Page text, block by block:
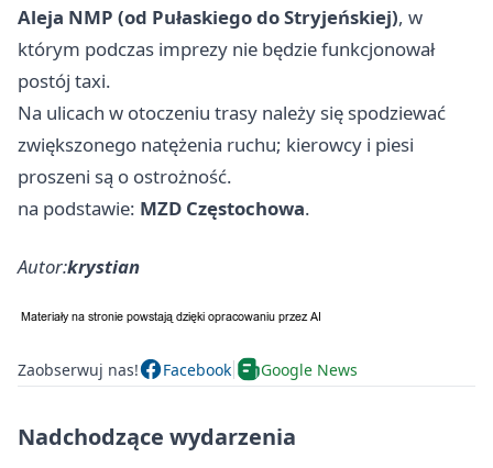
Aleja NMP (od Pułaskiego do Stryjeńskiej), w
którym podczas imprezy nie będzie funkcjonował
postój taxi.
Na ulicach w otoczeniu trasy należy się spodziewać
zwiększonego natężenia ruchu; kierowcy i piesi
proszeni są o ostrożność.
na podstawie: MZD Częstochowa.
Autor:krystian
Zaobserwuj nas! Facebook Google News
Nadchodzące wydarzenia